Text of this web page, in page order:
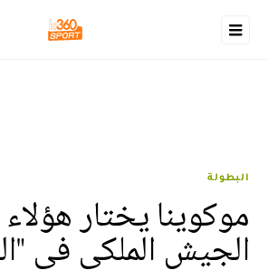
البطولة
موكوينا يختار هؤلاء
الجيش الملكي في